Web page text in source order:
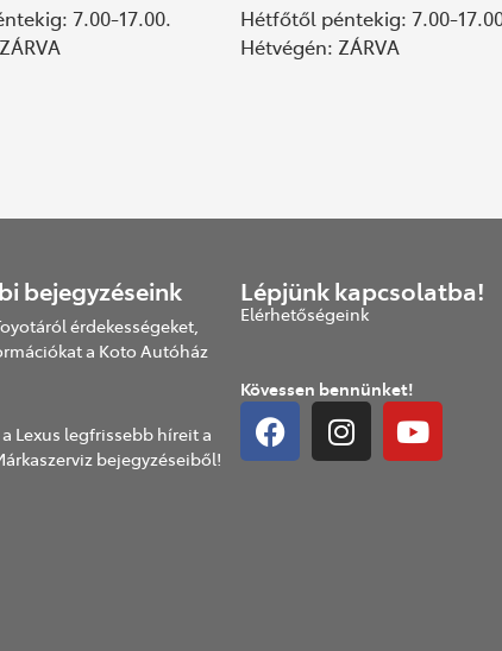
7.00-17.00.
Hétfőtől péntekig: 7.00-
Hétvégén: ZÁRVA
bejegyzéseink
érdekességeket,
a Koto Autóház
Lexus legfrissebb híreit a
bejegyzéseiből!
Lépjünk kapcsolatba!
Elérhetőségeink
Kövessen bennünket!